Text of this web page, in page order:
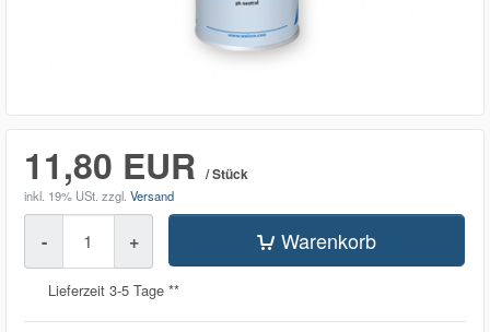
11,80 EUR / Stück
inkl. 19% USt. zzgl. Versand
- + Warenkorb
Lieferzeit 3-5 Tage **